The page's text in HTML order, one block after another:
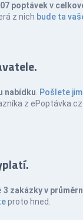
poptávek v
z nich bude ta
nabídku Pošlete jim
z ePoptávka.cz
3 zakázky v
proto hned.